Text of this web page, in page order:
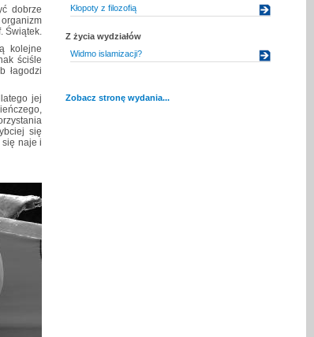
dobrze
Świątek.
kolejne
ściśle
łagodzi
jej
się
się naje i
Kłopoty z filozofią
Z życia wydziałów
Widmo islamizacji?
Zobacz stronę wydania...